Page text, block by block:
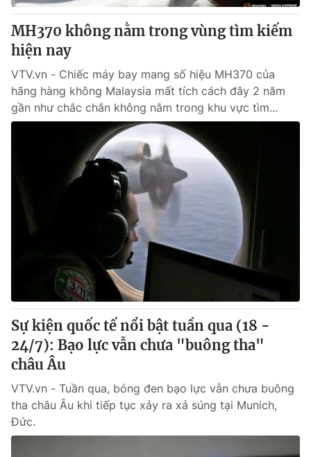
® Cấm sao chép dưới mọi hình thức nếu không có sự chấp
thuận bằng văn bản. Ghi rõ nguồn VTV.vn khi phát hành lại
thông tin từ website này.
MH370 không nằm trong vùng tìm kiếm
hiện nay
VTV.vn - Chiếc máy bay mang số hiệu MH370 của
hãng hàng không Malaysia mất tích cách đây 2 năm
gần như chắc chắn không nằm trong khu vực tìm...
Sự kiện quốc tế nổi bật tuần qua (18 -
24/7): Bạo lực vẫn chưa "buông tha"
châu Âu
VTV.vn - Tuần qua, bóng đen bạo lực vẫn chưa buông
tha châu Âu khi tiếp tục xảy ra xả súng tại Munich,
Đức.